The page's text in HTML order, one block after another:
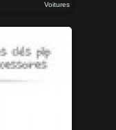
Voitures